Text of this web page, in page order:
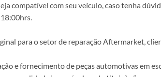
compatível com seu veículo, caso tenha
para o setor de reparação Aftermarket,
e fornecimento de peças automotivas em